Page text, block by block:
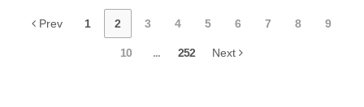
Prev 1 2 3 4 5 6 7 8 9
10 ... 252 Next